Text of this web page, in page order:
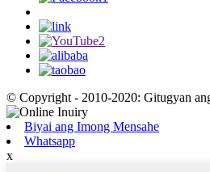
© Copyright - 2010-2020: Gitugyan
Biyai ang Imong Mensahe
Whatsapp
x